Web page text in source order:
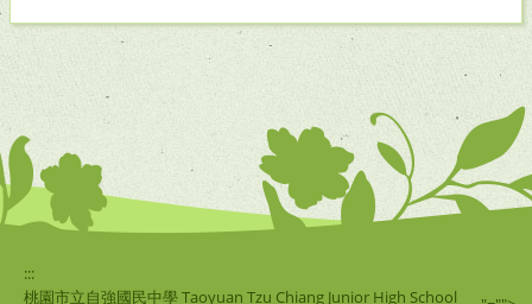
:::
桃園市立自強國民中學 Taoyuan Tzu Chiang Junior High School